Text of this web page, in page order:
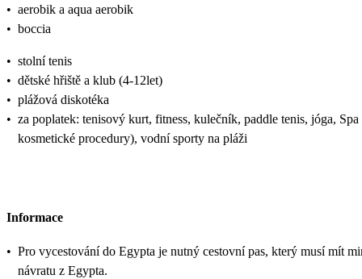
• aerobik a aqua aerobik
• boccia
• stolní tenis
• dětské hřiště a klub (4-12let)
• plážová diskotéka
• za poplatek: tenisový kurt, fitness, kulečník, paddle tenis, jóga,
kosmetické procedury), vodní sporty na pláži
Informace
• Pro vycestování do Egypta je nutný cestovní pas, který musí mít
návratu z Egypta.